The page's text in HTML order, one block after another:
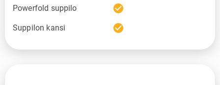
Powerfold suppilo check_circle
Suppilon kansi check_circle